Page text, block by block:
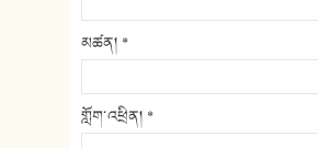
མཚན། *
གློག་འཕྲིན། *